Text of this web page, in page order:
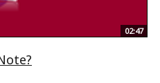
02:47